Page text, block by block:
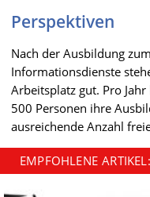
Perspektiven
Nach der Ausbildung
Informationsdienste
Arbeitsplatz gut. Pro
500 Personen ihre
ausreichende Anzahl
EMPFOHLENE ARTIKEL: